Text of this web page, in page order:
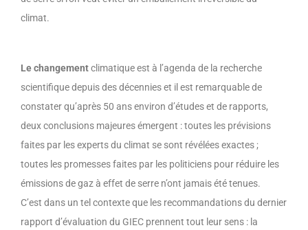
climat.
Le changementclimatique est à l’agenda de la recherche
scientifique depuis des décennies et il est remarquable de
constater qu’après 50 ans environ d’études et de rapports,
deux conclusions majeures émergent : toutes les prévisions
faites par les experts du climat se sont révélées exactes ;
toutes les promesses faites par les politiciens pour réduire les
émissions de gaz à effet de serre n’ont jamais été tenues.
C’est dans un tel contexte que les recommandations du dernier
rapport d’évaluation du GIEC prennent tout leur sens : la